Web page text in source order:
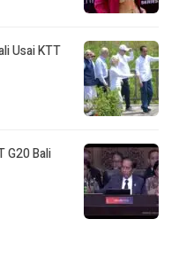
Usai KTT
G20 Bali